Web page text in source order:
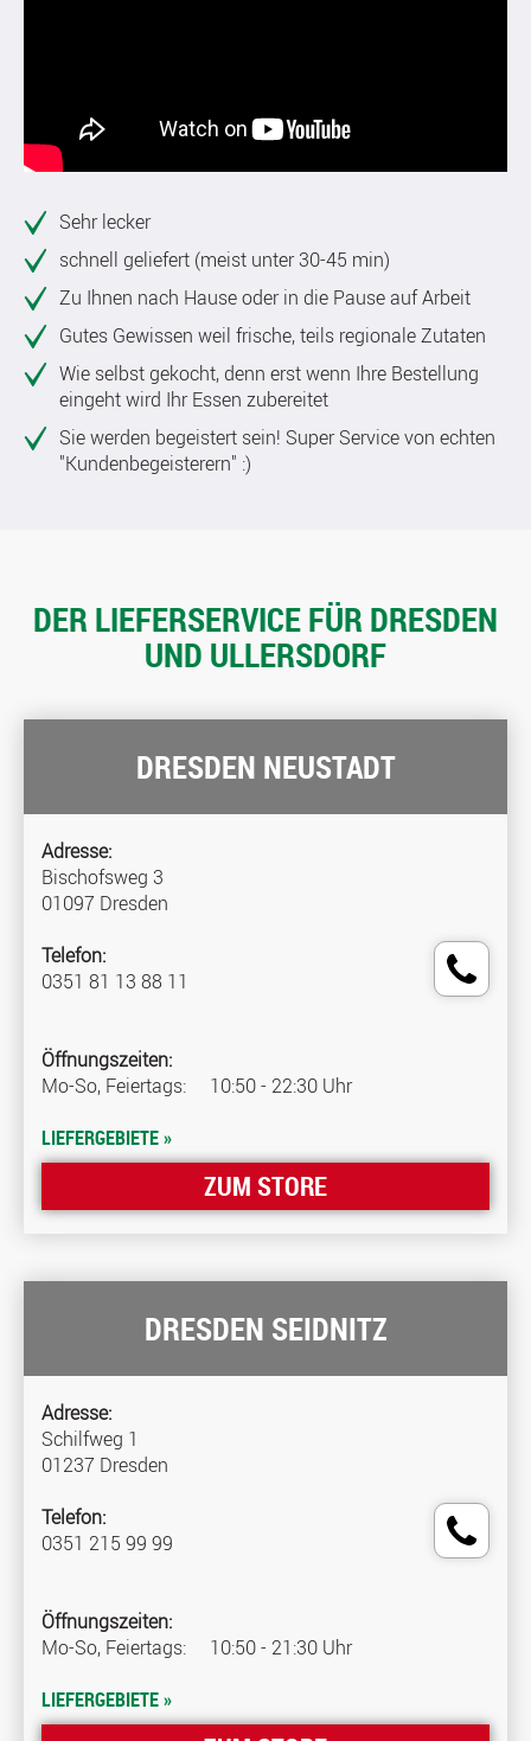
Sehr lecker
schnell geliefert (meist unter 30-45 min)
Zu Ihnen nach Hause oder in die Pause auf Arbeit
Gutes Gewissen weil frische, teils regionale Zutaten
Wie selbst gekocht, denn erst wenn Ihre Bestellung
eingeht wird Ihr Essen zubereitet
Sie werden begeistert sein! Super Service von echten
"Kundenbegeisterern" :)
DER LIEFERSERVICE FÜR DRESDEN
UND ULLERSDORF
DRESDEN NEUSTADT
Adresse:
Bischofsweg 3
01097 Dresden
Telefon:
0351 81 13 88 11
Öffnungszeiten:
Mo-So, Feiertags:
10:50 - 22:30 Uhr
LIEFERGEBIETE »
ZUM STORE
DRESDEN SEIDNITZ
Adresse:
Schilfweg 1
01237 Dresden
Telefon:
0351 215 99 99
Öffnungszeiten:
Mo-So, Feiertags:
10:50 - 21:30 Uhr
LIEFERGEBIETE »